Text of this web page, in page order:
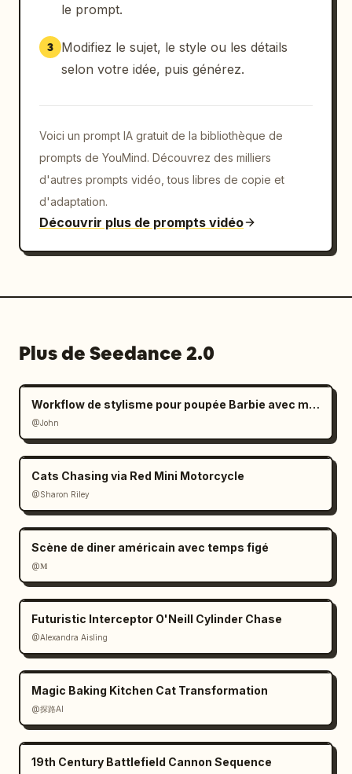
le prompt.
3
Modifiez le sujet, le style ou les détails
selon votre idée, puis générez.
Voici un prompt IA gratuit de la bibliothèque de
prompts de YouMind. Découvrez des milliers
d'autres prompts vidéo, tous libres de copie et
d'adaptation.
Découvrir plus de prompts vidéo
Plus de Seedance 2.0
Workflow de stylisme pour poupée Barbie avec mains géantes
@John
Cats Chasing via Red Mini Motorcycle
@Sharon Riley
Scène de diner américain avec temps figé
@𝐌
Futuristic Interceptor O'Neill Cylinder Chase
@Alexandra Aisling
Magic Baking Kitchen Cat Transformation
@探路AI
19th Century Battlefield Cannon Sequence